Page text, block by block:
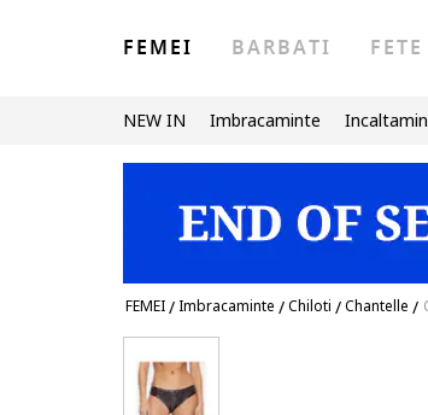
FEMEI BARBATI FETE
NEW IN Imbracaminte
FEMEI/Imbracaminte /Chiloti /Chantelle /